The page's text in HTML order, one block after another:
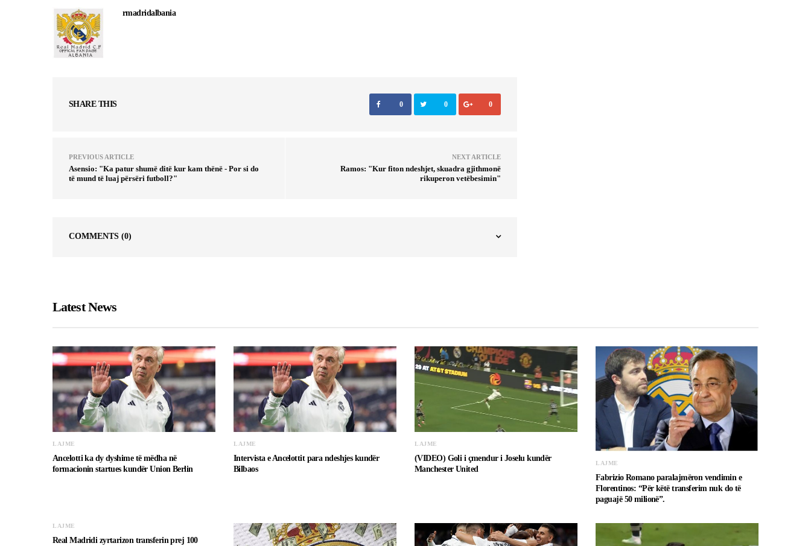
rmadridalbania
SHARE THIS 0 0 0
PREVIOUS ARTICLE
Asensio: "Ka patur shumë ditë kur kam thënë - Por si do
të mund të luaj përsëri futboll?"
NEXT ARTICLE
Ramos: "Kur fiton ndeshjet, skuadra gjithmonë
rikuperon vetëbesimin"
COMMENTS (0)
Latest News
LAJME
Ancelotti ka dy dyshime të mëdha në
formacionin startues kundër Union Berlin
LAJME
Intervista e Ancelottit para ndeshjes kundër
Bilbaos
LAJME
(VIDEO) Goli i çmendur i Joselu kundër
Manchester United
LAJME
Fabrizio Romano paralajmëron vendimin e
Florentinos: “Për këtë transferim nuk do të
paguajë 50 milionë”.
LAJME
Real Madridi zyrtarizon transferin prej 100